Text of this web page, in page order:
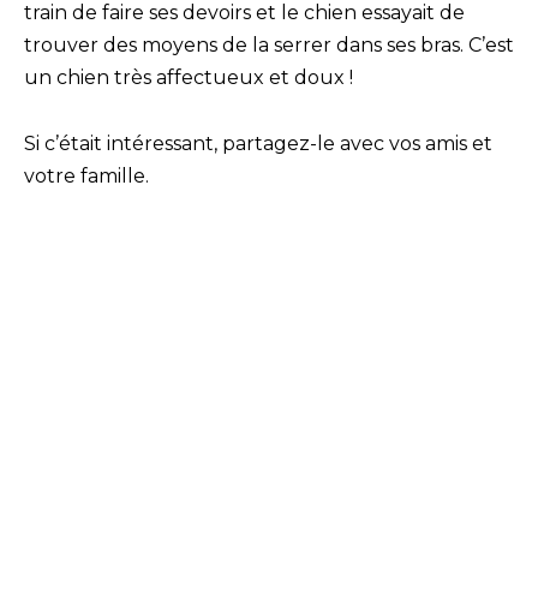
train de faire ses devoirs et le chien essayait de
trouver des moyens de la serrer dans ses bras. C’est
un chien très affectueux et doux !
Si c’était intéressant, partagez-le avec vos amis et
votre famille.